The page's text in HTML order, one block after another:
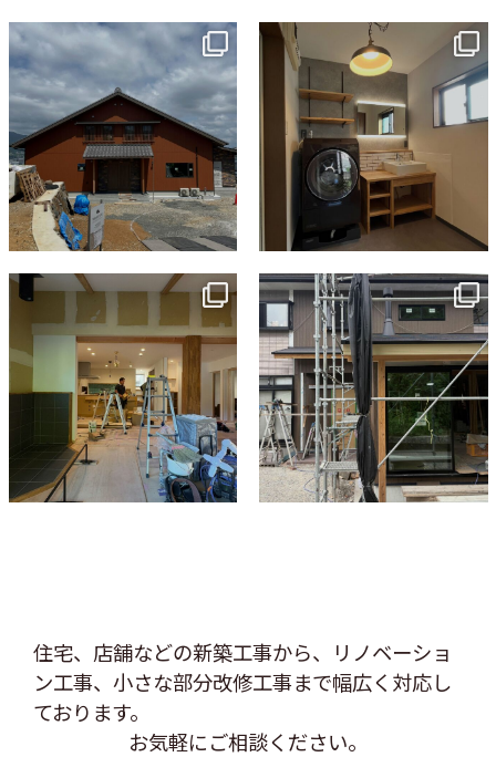
tomohouseinc
tomohouseinc
7月 13
tomohouseinc
tomohouseinc
6月 3
住宅、店舗などの新築工事から、リノベーショ
ン工事、 小さな部分改修工事まで幅広く対応し
ております。
お気軽にご相談ください。